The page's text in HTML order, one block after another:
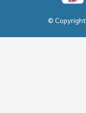
© Copyright